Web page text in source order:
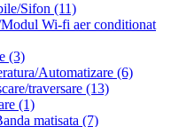
Sifon (11)
Modul Wi-fi aer conditionat
(3)
Automatizare (6)
traversare (13)
(1)
matisata (7)